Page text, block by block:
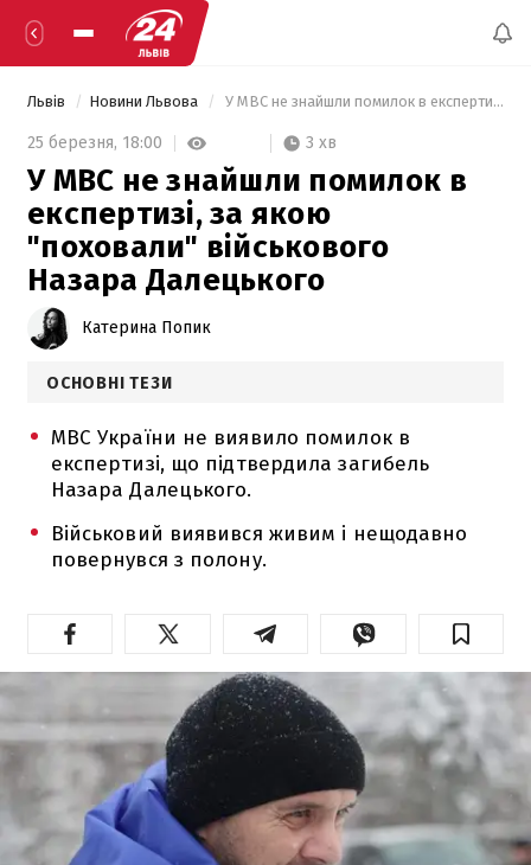
Львів Новини Львова У МВС не знайшли помилок в експертизі, за якою "поховали" військового Назара Далецького
25 березня, 18:00 3 хв
У МВС не знайшли помилок в
експертизі, за якою
"поховали" військового
Назара Далецького
Катерина Попик
ОСНОВНІ ТЕЗИ
МВС України не виявило помилок в
експертизі, що підтвердила загибель
Назара Далецького.
Військовий виявився живим і нещодавно
повернувся з полону.